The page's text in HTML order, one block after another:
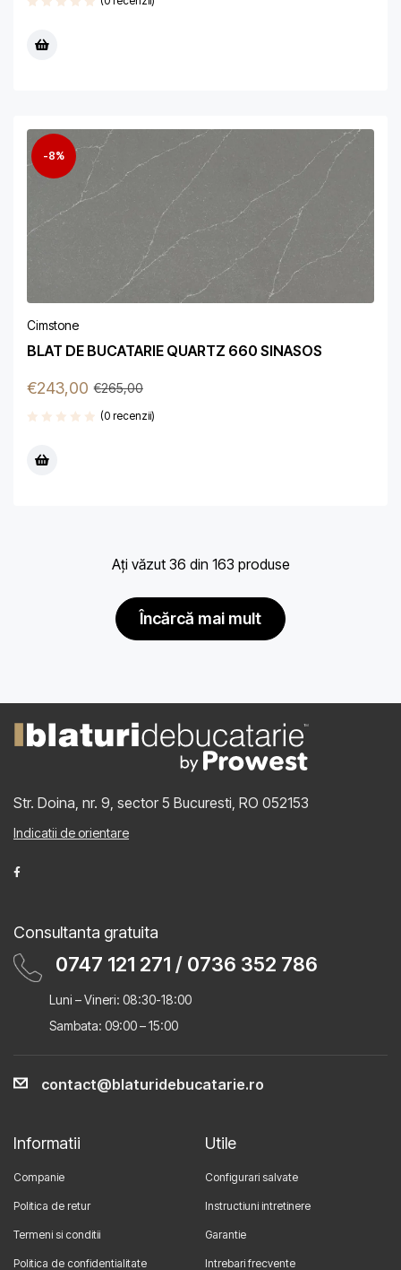
-8%
Cimstone
BLAT DE BUCATARIE QUARTZ 660 SINASOS
€265,00
€243,00
(0 recenzii)
încărcă mai mult
Ați văzut 36 din 163 produse
Str. Doina, nr. 9, sector 5 Bucuresti, RO 052153
Indicatii de orientare
Consultanta gratuita
0747 121 271 / 0736 352 786
Luni – Vineri: 08:30-18:00
Sambata: 09:00 – 15:00
contact@blaturidebucatarie.ro
Informatii
Companie
Politica de retur
Termeni si conditii
Politica de confidentialitate
Utile
Configurari salvate
Instructiuni intretinere
Garantie
Intrebari frecvente